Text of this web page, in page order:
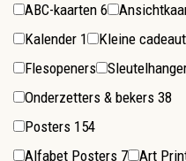
ABC-kaarten 6
Kalender 1 Kleine
Flesopeners
Onderzetters & bekers 38
Posters 154
Alfabet Posters 7 Art